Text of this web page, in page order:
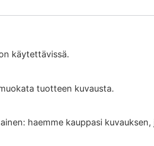
käytettävissä.
tuotteen kuvausta.
haemme kauppasi kuvauksen,